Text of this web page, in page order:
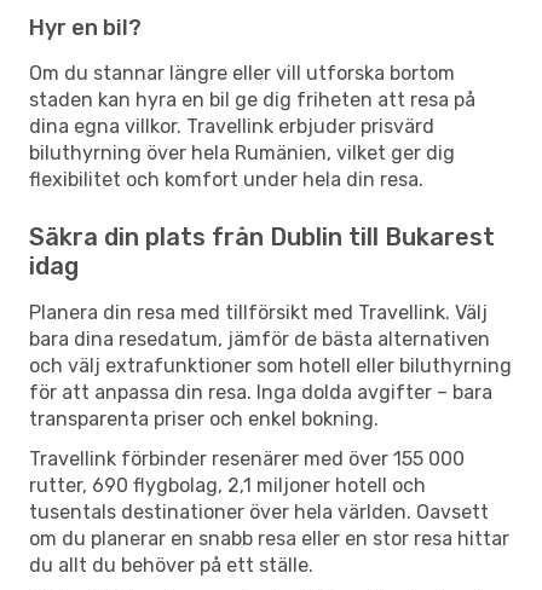
Hyr en bil?
Om du stannar längre eller vill utforska bortom
staden kan hyra en bil ge dig friheten att resa på
dina egna villkor. Travellink erbjuder prisvärd
biluthyrning över hela Rumänien, vilket ger dig
flexibilitet och komfort under hela din resa.
Säkra din plats från Dublin till Bukarest
idag
Planera din resa med tillförsikt med Travellink. Välj
bara dina resedatum, jämför de bästa alternativen
och välj extrafunktioner som hotell eller biluthyrning
för att anpassa din resa. Inga dolda avgifter – bara
transparenta priser och enkel bokning.
Travellink förbinder resenärer med över 155 000
rutter, 690 flygbolag, 2,1 miljoner hotell och
tusentals destinationer över hela världen. Oavsett
om du planerar en snabb resa eller en stor resa hittar
du allt du behöver på ett ställe.